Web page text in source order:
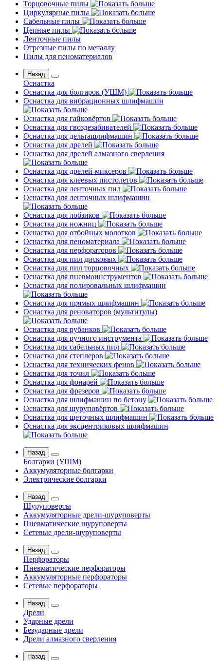
Торцовочные пилы
Циркулярные пилы
Сабельные пилы
Цепные пилы
Ленточные пилы
Отрезные пилы по металлу
Пилы для пеноматериалов
Назад
Оснастка
Оснастка для болгарок (УШМ)
Оснастка для вибрационных шлифмашин
Оснастка для гайковёртов
Оснастка для гвоздезабивателей
Оснастка для дельташлифмашин
Оснастка для дрелей
Оснастка для дрелей алмазного сверления
Оснастка для дрелей-миксеров
Оснастка для клеевых пистолетов
Оснастка для ленточных пил
Оснастка для ленточных шлифмашин
Оснастка для лобзиков
Оснастка для ножниц
Оснастка для отбойных молотков
Оснастка для пеноматериала
Оснастка для перфораторов
Оснастка для пил дисковых
Оснастка для пил торцовочных
Оснастка для пневмоинструментов
Оснастка для полировальных шлифмашин
Оснастка для прямых шлифмашин
Оснастка для реноваторов (мультитулы)
Оснастка для рубанков
Оснастка для ручного инструмента
Оснастка для сабельных пил
Оснастка для степлеров
Оснастка для технических фенов
Оснастка для точил
Оснастка для фонарей
Оснастка для фрезеров
Оснастка для шлифмашин по бетону
Оснастка для шуруповёртов
Оснастка для щеточных шлифмашин
Оснастка для эксцентриковых шлифмашин
Назад
Болгарки (УШМ)
Аккумуляторные болгарки
Электрические болгарки
Назад
Шуруповерты
Аккумуляторные дрели-шуруповерты
Пневматические шуруповерты
Сетевые дрели-шуруповерты
Назад
Перфораторы
Пневматические перфораторы
Аккумуляторные перфораторы
Сетевые перфораторы
Назад
Дрели
Ударные дрели
Безударные дрели
Дрели алмазного сверления
Назад